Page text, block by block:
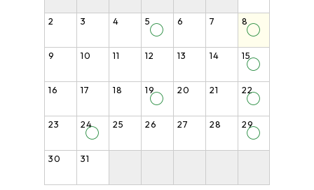
2 3 4 5
◯
6 7 8
◯
9 10 11 12 13 14 15
◯
16 17 18 19
◯
20 21 22
◯
23 24
◯
25 26 27 28 29
◯
30 31